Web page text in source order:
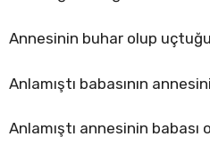
Annesinin buhar olup
Anlamıştı babasının
Anlamıştı annesinin babası